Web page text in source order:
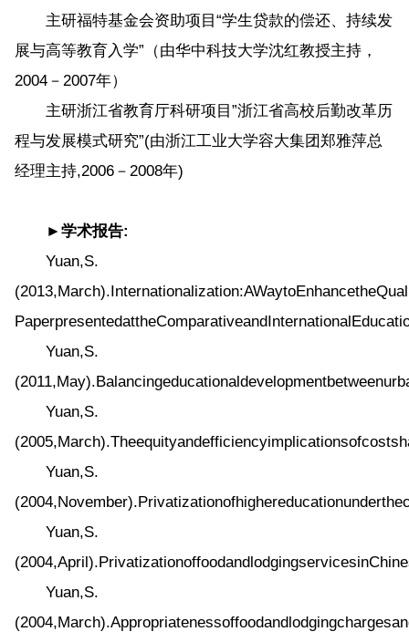
主研福特基金会资助项目“学生贷款的偿还、持续发
展与高等教育入学”（由华中科技大学沈红教授主持，
2004－2007年）
主研浙江省教育厅科研项目”浙江省高校后勤改革历
程与发展模式研究”(由浙江工业大学容大集团郑雅萍总
经理主持,2006－2008年)
►学术报告:
Yuan,S.
Yuan,S.
Yuan,S.
Yuan,S.
Yuan,S.
Yuan,S.